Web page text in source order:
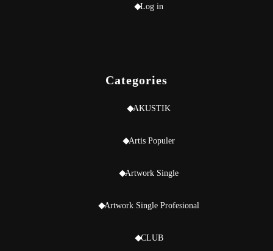
Log in
Categories
AKUSTIK
Artis Populer
Artwork Single
Artwork Single Profesional
CLUB